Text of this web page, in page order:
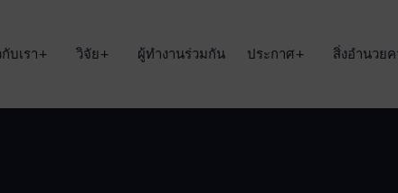
บเรา วิจัย ผู้ทำงานร่วมกัน ประกาศ สิ่งอำนวย